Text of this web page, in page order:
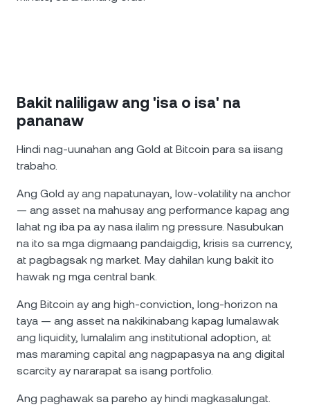
Bakit naliligaw ang 'isa o isa' na
pananaw
Hindi nag-uunahan ang Gold at Bitcoin para sa iisang
trabaho.
Ang Gold ay ang napatunayan, low-volatility na anchor
— ang asset na mahusay ang performance kapag ang
lahat ng iba pa ay nasa ilalim ng pressure. Nasubukan
na ito sa mga digmaang pandaigdig, krisis sa currency,
at pagbagsak ng market. May dahilan kung bakit ito
hawak ng mga central bank.
Ang Bitcoin ay ang high-conviction, long-horizon na
taya — ang asset na nakikinabang kapag lumalawak
ang liquidity, lumalalim ang institutional adoption, at
mas maraming capital ang nagpapasya na ang digital
scarcity ay nararapat sa isang portfolio.
Ang paghawak sa pareho ay hindi magkasalungat.